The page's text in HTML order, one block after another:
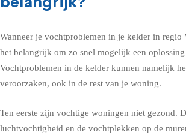
Wanneer je vochtproblemen in je kelder in regio
het belangrijk om zo snel mogelijk een oplossing
Vochtproblemen in de kelder kunnen namelijk
veroorzaken, ook in de rest van je woning.
Ten eerste zijn vochtige woningen niet gezond.
luchtvochtigheid en de vochtplekken op de